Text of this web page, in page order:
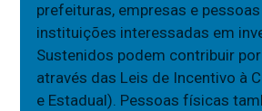
prefeituras, empresas e
instituições interessadas em
Sustenidos podem contribuir
através das Leis de Incentivo à
e Estadual). Pessoas físicas